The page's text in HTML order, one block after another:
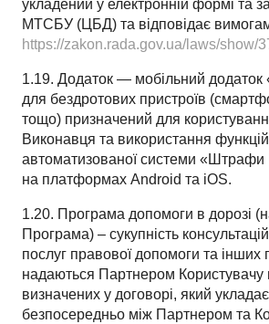
укладений у електронній формі та
МТСБУ (ЦБД) та відповідає
https://zakon.rada.gov.ua/laws/show/
1.19. Додаток — мобільний
для бездротових пристроїв
тощо) призначений для
Виконавця та використання
автоматизованої системи «Штрафи
на платформах Android та iOS.
1.20. Програма допомоги в дорозі
Програма) – сукупність
послуг правової допомоги та інших
надаються Партнером Користувачу
визначених у договорі, який
безпосередньо між Партнером та